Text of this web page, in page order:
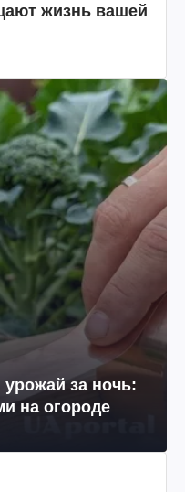
жизнь вашей
за ночь:
на огороде